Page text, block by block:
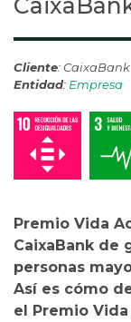
Cliente: CaixaBank
Entidad: Empresa
Premio Vida
CaixaBank de
personas
Así es cómo
el Premio